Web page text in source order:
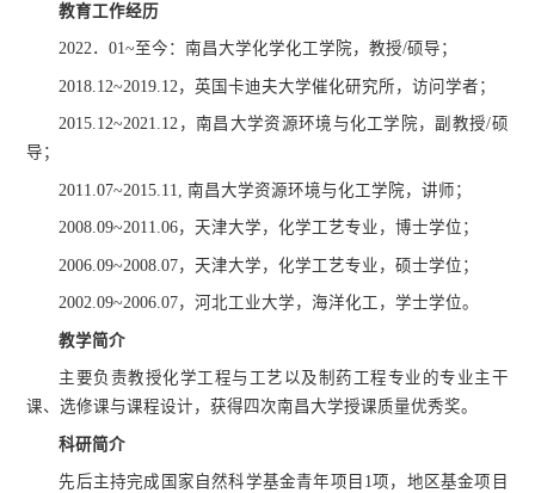
教育工作经历
2022．01~至今：南昌大学化学化工学院，教授/硕导；
2018.12~2019.12，英国卡迪夫大学催化研究所，访问学者；
2015.12~2021.12，南昌大学资源环境与化工学院，副教授/硕
导；
2011.07~2015.11, 南昌大学资源环境与化工学院，讲师；
2008.09~2011.06，天津大学，化学工艺专业，博士学位；
2006.09~2008.07，天津大学，化学工艺专业，硕士学位；
2002.09~2006.07，河北工业大学，海洋化工，学士学位。
教学简介
主要负责教授化学工程与工艺以及制药工程专业的专业主干
课、选修课与课程设计，获得四次南昌大学授课质量优秀奖。
科研简介
先后主持完成国家自然科学基金青年项目1项，地区基金项目